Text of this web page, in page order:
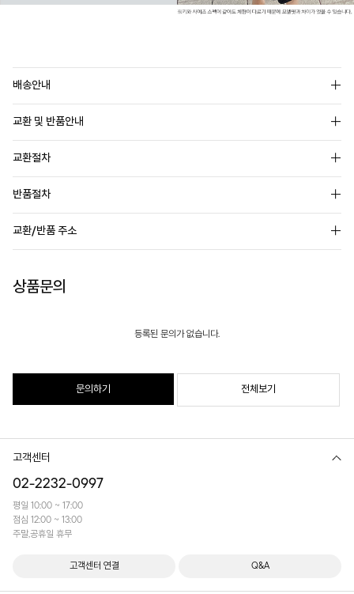
배송안내
교환 및 반품안내
교환절차
반품절차
교환/반품 주소
상품문의
등록된 문의가 없습니다.
문의하기 전체보기
고객센터
02-2232-0997
평일 10:00 ~ 17:00
점심 12:00 ~ 13:00
주말,공휴일 휴무
고객센터 연결 Q&A